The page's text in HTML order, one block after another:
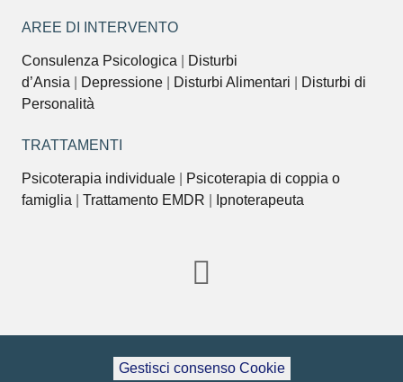
AREE DI INTERVENTO
Consulenza Psicologica
Disturbi
d’Ansia
Depressione Disturbi Alimentari
Disturbi di
Personalità
TRATTAMENTI
Psicoterapia individuale
Psicoterapia di coppia o
famiglia
Trattamento EMDR Ipnoterapeuta
Gestisci consenso Cookie